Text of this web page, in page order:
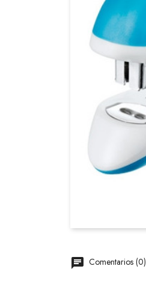
Comentarios (0)